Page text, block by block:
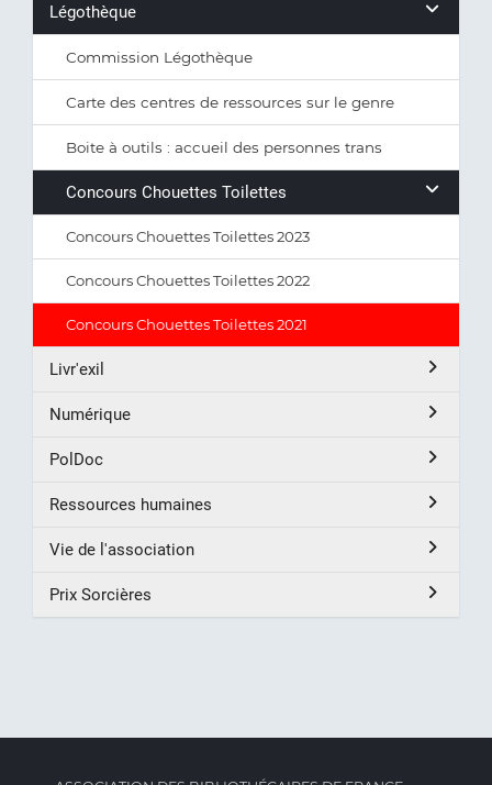
Légothèque
Commission Légothèque
Carte des centres de ressources sur le genre
Boite à outils : accueil des personnes trans
Concours Chouettes Toilettes
Concours Chouettes Toilettes 2023
Concours Chouettes Toilettes 2022
Concours Chouettes Toilettes 2021
Livr'exil
Numérique
PolDoc
Ressources humaines
Vie de l'association
Prix Sorcières